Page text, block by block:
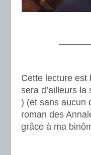
Cette lecture est
sera d’ailleurs
) (et sans aucun
roman des
grâce à ma